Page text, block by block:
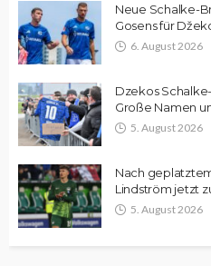
Neue Schalke-
Gosens für
6. August 2026
Dzekos
Große Namen
5. August 2026
Nach
Lindström jetzt
5. August 2026